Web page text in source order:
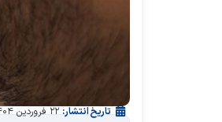
تاریخ انتشار: ۲۲ فروردین ۱۴۰۴